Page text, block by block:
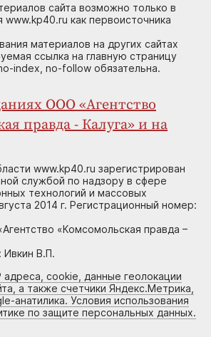
сайта возможно только в
www.kp40.ru как первоисточника
материалов на других сайтах
ссылка на главную страницу
index, no-follow обязательна.
ООО «Агентство
правда - Калуга» и на
www.kp40.ru зарегистрирован
службой по надзору в сфере
технологий и массовых
2014 г. Регистрационный номер:
«Комсомольская правда –
Ивкин В.П.
адреса, cookie, данные геолокации
а также счетчики Яндекс.Метрика,
анатилика. Условия использования
по защите персональных данных.